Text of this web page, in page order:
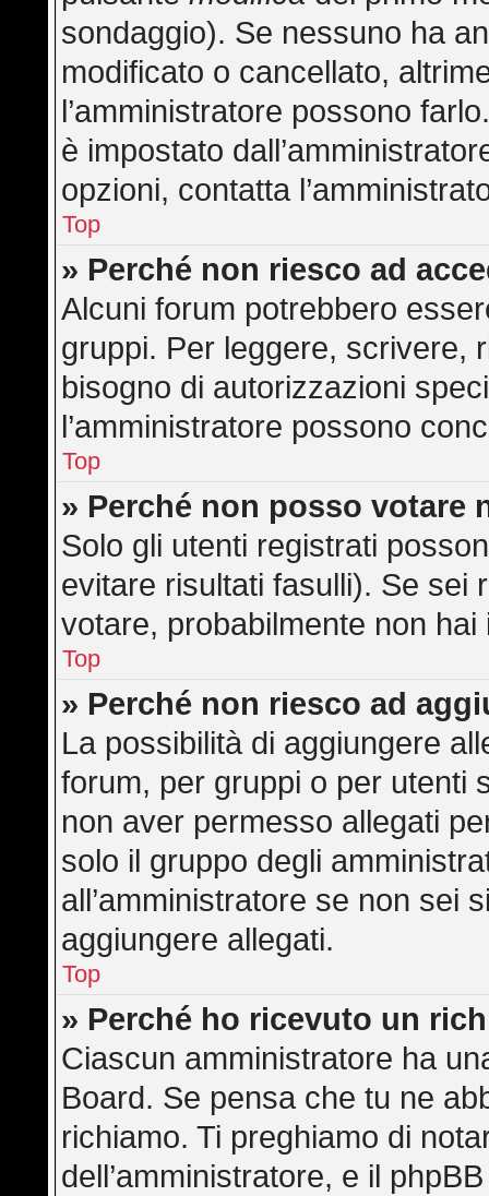
sondaggio). Se nessuno ha
modificato o cancellato,
l’amministratore possono
è impostato
opzioni, contatta
Top
» Perché non riesco ad
Alcuni forum potrebbero
gruppi. Per leggere, scrivere,
bisogno di autorizzazioni
l’amministratore possono
Top
» Perché non posso votare
Solo gli utenti registrati
evitare risultati fasulli). Se sei
votare, probabilmente non hai
Top
» Perché non riesco ad
La possibilità di aggiungere
forum, per gruppi o per utenti
non aver permesso allegati
solo il gruppo degli
all’amministratore se non sei
aggiungere allegati.
Top
» Perché ho ricevuto un
Ciascun amministratore ha
Board. Se pensa che tu ne
richiamo. Ti preghiamo di
dell’amministratore, e il